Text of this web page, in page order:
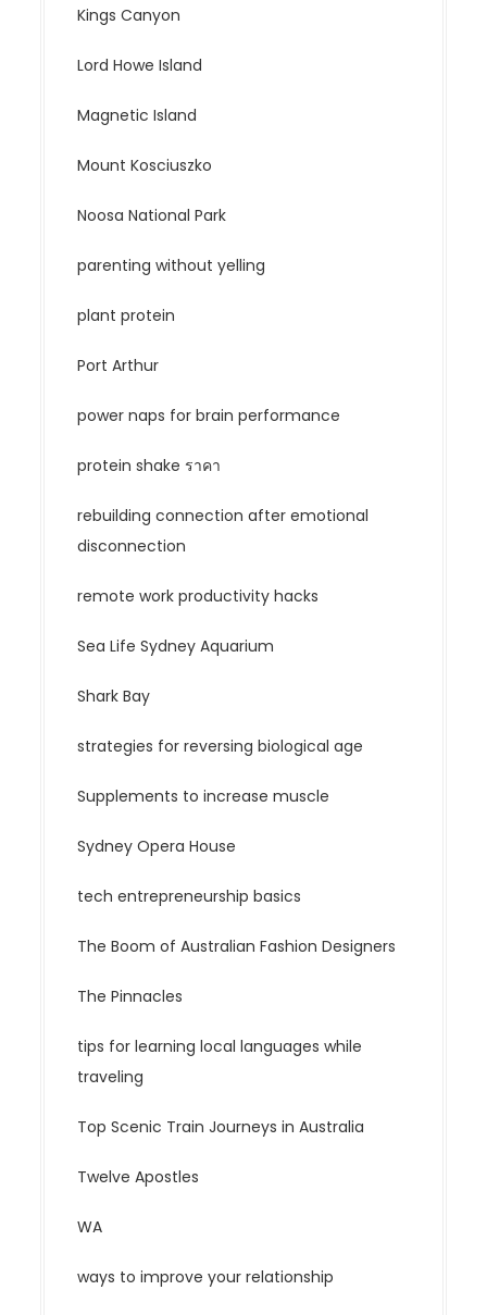
Kings Canyon
Lord Howe Island
Magnetic Island
Mount Kosciuszko
Noosa National Park
parenting without yelling
plant protein
Port Arthur
power naps for brain performance
protein shake ราคา
rebuilding connection after emotional
disconnection
remote work productivity hacks
Sea Life Sydney Aquarium
Shark Bay
strategies for reversing biological age
Supplements to increase muscle
Sydney Opera House
tech entrepreneurship basics
The Boom of Australian Fashion Designers
The Pinnacles
tips for learning local languages while
traveling
Top Scenic Train Journeys in Australia
Twelve Apostles
WA
ways to improve your relationship